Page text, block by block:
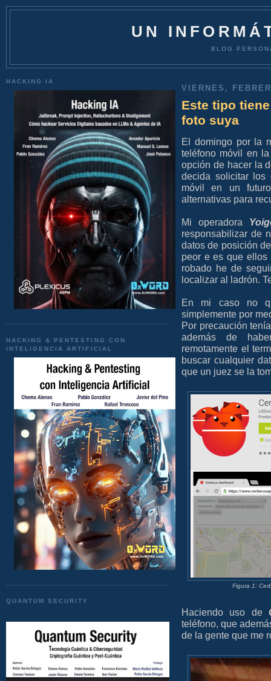
UN
BLOG
HACKING IA
HACKING & PENTESTING CON
INTELIGENCIA ARTIFICIAL
QUANTUM SECURITY
VIERNES,
Este tipo
foto suya
El domingo por la
teléfono móvil en
opción de hacer la
decida solicitar
móvil en un
alternativas para
Mi operadora
responsabilizar de
datos de posición
peor e es que
robado he de
localizar al ladrón.
En mi caso no
simplemente por
Por precaución
además de
remotamente el
buscar cualquier
que un juez se la
Figura 1:
Haciendo uso de
teléfono, que
de la gente que me